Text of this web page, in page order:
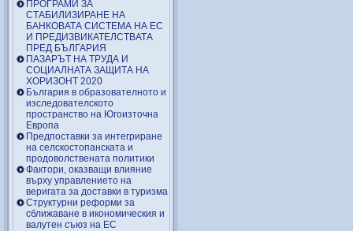
ПРОГРАМИ ЗА
СТАБИЛИЗИРАНЕ НА
БАНКОВАТА СИСТЕМА НА ЕС
И ПРЕДИЗВИКАТЕЛСТВАТА
ПРЕД БЪЛГАРИЯ
ПАЗАРЪТ НА ТРУДА И
СОЦИАЛНАТА ЗАЩИТА НА
ХОРИЗОНТ 2020
България в образователното и
изследователското
пространство на Югоизточна
Европа
Предпоставки за интегриране
на селскостопанската и
продоволствената политики
Фактори, оказващи влияние
върху управлението на
веригата за доставки в туризма
Структурни реформи за
сближаване в икономическия и
валутен съюз на ЕС